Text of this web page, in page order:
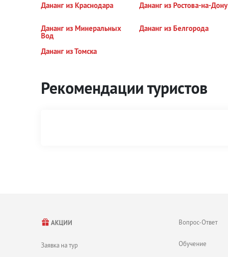
Дананг из Краснодара Дананг из Ростова-на-Дону
Дананг из Минеральных
Вод
Дананг из Белгорода
Дананг из Томска
Рекомендации туристов
АКЦИИ
Заявка на тур
Вопрос-Ответ
Обучение